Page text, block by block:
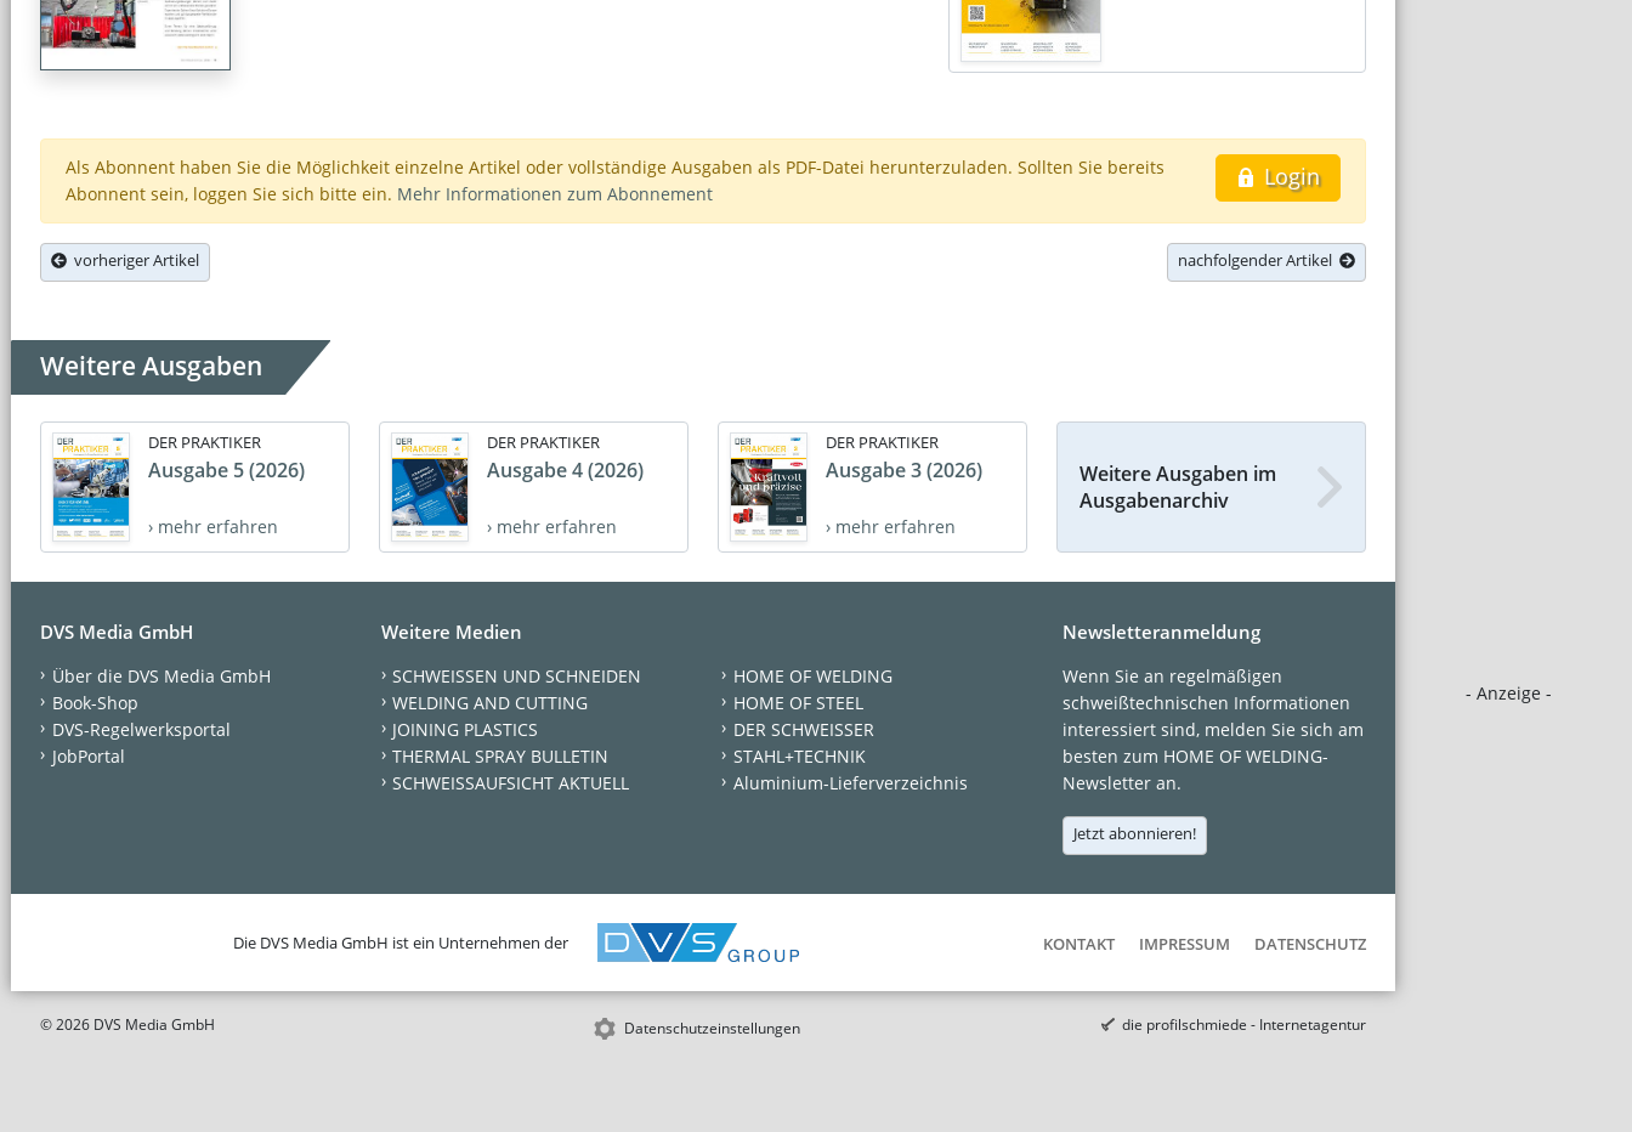
- Anzeige -
Login
Als Abonnent haben Sie die Möglichkeit einzelne Artikel oder vollständige Ausgaben als PDF-Datei herunterzuladen. Sollten Sie bereits
Abonnent sein, loggen Sie sich bitte ein. Mehr Informationen zum Abonnement
vorheriger Artikel nachfolgender Artikel
Weitere Ausgaben
DER PRAKTIKER
Ausgabe 5 (2026)
› mehr erfahren
DER PRAKTIKER
Ausgabe 4 (2026)
› mehr erfahren
DER PRAKTIKER
Ausgabe 3 (2026)
› mehr erfahren
Weitere Ausgaben im
Ausgabenarchiv
DVS Media GmbH
Über die DVS Media GmbH
Book-Shop
DVS-Regelwerksportal
JobPortal
Weitere Medien
SCHWEISSEN UND SCHNEIDEN
WELDING AND CUTTING
JOINING PLASTICS
THERMAL SPRAY BULLETIN
SCHWEISSAUFSICHT AKTUELL
HOME OF WELDING
HOME OF STEEL
DER SCHWEISSER
STAHL+TECHNIK
Aluminium-Lieferverzeichnis
Newsletteranmeldung
Wenn Sie an regelmäßigen
schweißtechnischen Informationen
interessiert sind, melden Sie sich am
besten zum HOME OF WELDING-
Newsletter an.
Jetzt abonnieren!
Die DVS Media GmbH ist ein Unternehmen der KONTAKT IMPRESSUM DATENSCHUTZ
© 2026 DVS Media GmbH Datenschutzeinstellungen die profilschmiede - Internetagentur